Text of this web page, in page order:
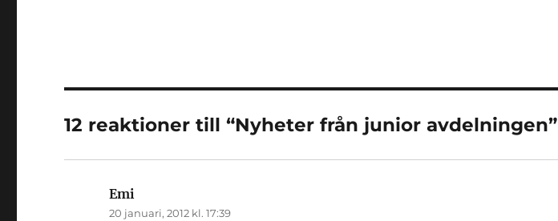
12 reaktioner till “Nyheter från junior avdelningen”
Emi
20 januari, 2012 kl. 17:39